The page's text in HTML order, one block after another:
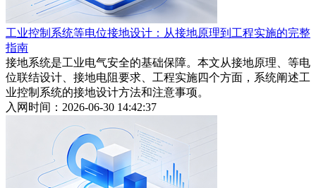
工业控制系统等电位接地设计：从接地原理到工程实施的完整
指南
接地系统是工业电气安全的基础保障。本文从接地原理、等电
位联结设计、接地电阻要求、工程实施四个方面，系统阐述工
业控制系统的接地设计方法和注意事项。
入网时间：2026-06-30 14:42:37